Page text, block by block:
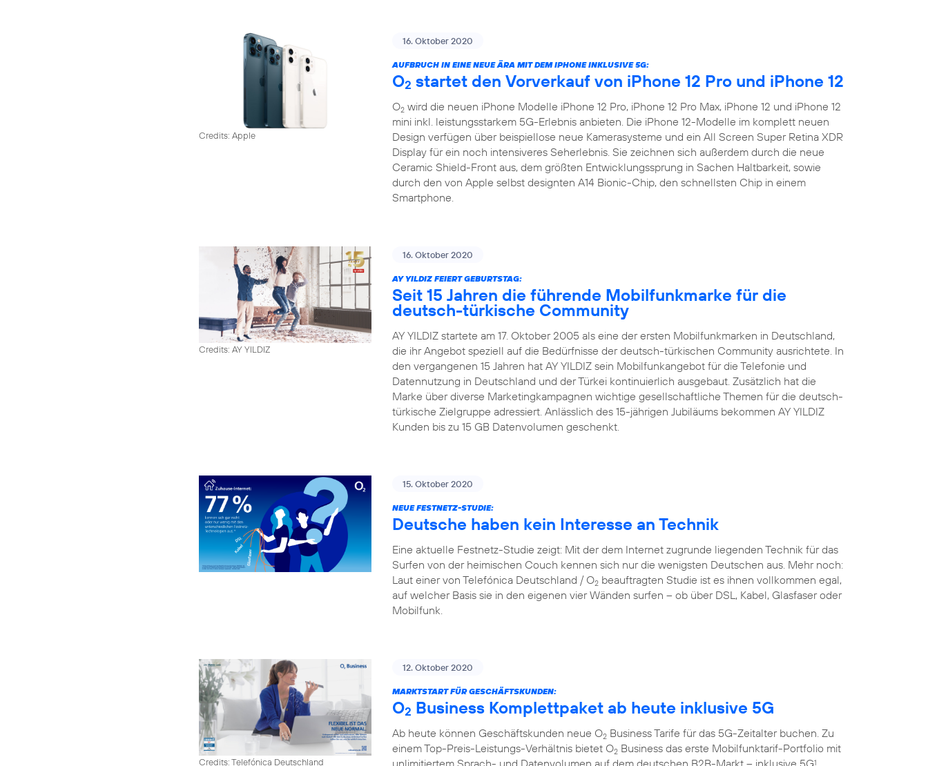
Credits: Apple
16. Oktober 2020
AUFBRUCH IN EINE NEUE ÄRA MIT DEM IPHONE INKLUSIVE 5G:
O2 startet den Vorverkauf von iPhone 12 Pro und iPhone 12
O2 wird die neuen iPhone Modelle iPhone 12 Pro, iPhone 12 Pro Max, iPhone 12 und iPhone 12
mini inkl. leistungsstarkem 5G-Erlebnis anbieten. Die iPhone 12-Modelle im komplett neuen
Design verfügen über beispiellose neue Kamerasysteme und ein All Screen Super Retina XDR
Display für ein noch intensiveres Seherlebnis. Sie zeichnen sich außerdem durch die neue
Ceramic Shield-Front aus, dem größten Entwicklungssprung in Sachen Haltbarkeit, sowie
durch den von Apple selbst designten A14 Bionic-Chip, den schnellsten Chip in einem
Smartphone.
Credits: AY YILDIZ
16. Oktober 2020
AY YILDIZ FEIERT GEBURTSTAG:
Seit 15 Jahren die führende Mobilfunkmarke für die
deutsch-türkische Community
AY YILDIZ startete am 17. Oktober 2005 als eine der ersten Mobilfunkmarken in Deutschland,
die ihr Angebot speziell auf die Bedürfnisse der deutsch-türkischen Community ausrichtete. In
den vergangenen 15 Jahren hat AY YILDIZ sein Mobilfunkangebot für die Telefonie und
Datennutzung in Deutschland und der Türkei kontinuierlich ausgebaut. Zusätzlich hat die
Marke über diverse Marketingkampagnen wichtige gesellschaftliche Themen für die deutsch-
türkische Zielgruppe adressiert. Anlässlich des 15-jährigen Jubiläums bekommen AY YILDIZ
Kunden bis zu 15 GB Datenvolumen geschenkt.
15. Oktober 2020
NEUE FESTNETZ-STUDIE:
Deutsche haben kein Interesse an Technik
Eine aktuelle Festnetz-Studie zeigt: Mit der dem Internet zugrunde liegenden Technik für das
Surfen von der heimischen Couch kennen sich nur die wenigsten Deutschen aus. Mehr noch:
Laut einer von Telefónica Deutschland / O2 beauftragten Studie ist es ihnen vollkommen egal,
auf welcher Basis sie in den eigenen vier Wänden surfen – ob über DSL, Kabel, Glasfaser oder
Mobilfunk.
Credits: Telefónica Deutschland
12. Oktober 2020
MARKTSTART FÜR GESCHÄFTSKUNDEN:
O2 Business Komplettpaket ab heute inklusive 5G
Ab heute können Geschäftskunden neue O2 Business Tarife für das 5G-Zeitalter buchen. Zu
einem Top-Preis-Leistungs-Verhältnis bietet O2 Business das erste Mobilfunktarif-Portfolio mit
unlimitiertem Sprach- und Datenvolumen auf dem deutschen B2B-Markt – inklusive 5G1